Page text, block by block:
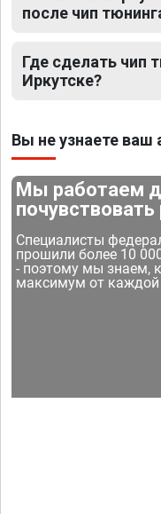
после чип
Где сделать чип
Иркутске?
Вы не узнаете ваш
Мы работаем
почувствовать
Специалисты
прошили более 10
- поэтому мы знаем,
максимум от